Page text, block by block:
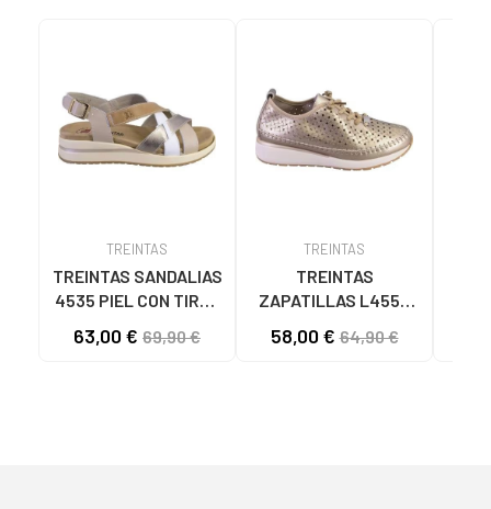
TREINTAS
TREINTAS SANDALIAS
4535 PIEL CON TIRAS
63,00 € 69,90 €
TREINTAS
TREINTAS
ZAPATILLAS L4553
BRONCE
58,00 €64,90 €